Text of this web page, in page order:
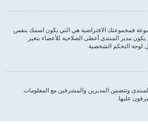
فمجموعتك الافتراضية هي التي يكون اسمك بنفس
مدير المنتدى أعطى الصلاحية للأعضاء بتغير
لوحة التحكم الشخصية.
وتتضمن المديرين والمشرفين مع المعلومات
عليها.